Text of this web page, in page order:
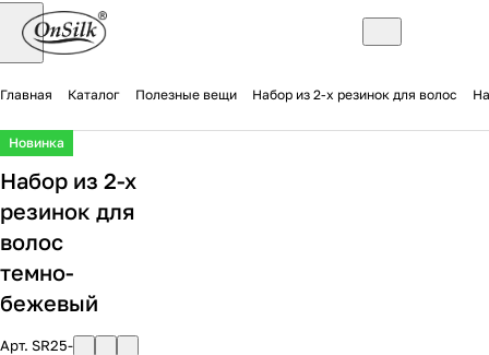
Главная Каталог Полезные вещи Набор из 2-х резинок для волос
Новинка
Набор из 2-х
резинок для
волос
темно-
бежевый
Арт. SR25-